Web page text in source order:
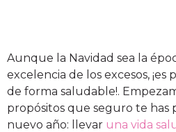
Aunque la Navidad sea la
excelencia de los excesos,
de forma saludable!.
propósitos que seguro te
nuevo año: llevar una vida